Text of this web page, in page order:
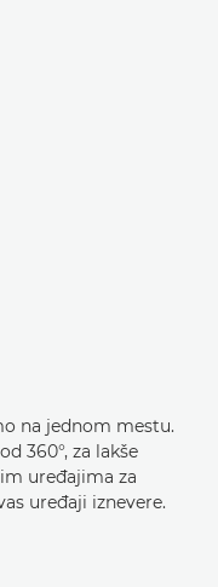
na jednom mestu.
360°, za lakše
uređajima za
uređaji iznevere.